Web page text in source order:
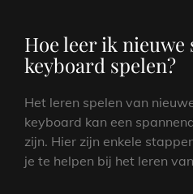
Hoe leer ik nieuwe
keyboard spelen?
Het leren spelen van
keyboard kan een
zijn. Hier zijn enkele
je te helpen bij het leren